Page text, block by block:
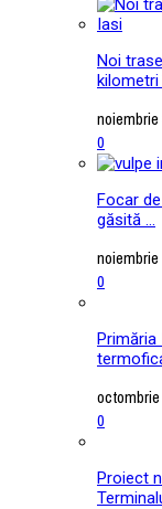
Noi
kilometri
noiembrie
0
Focar
găsită ...
noiembrie
0
0
Proiect